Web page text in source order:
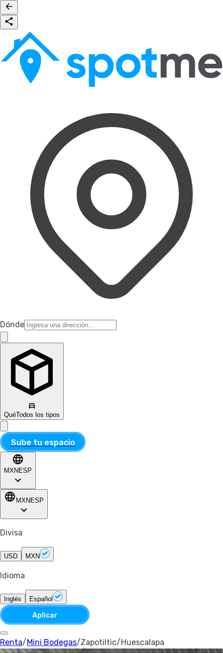
Dónde
QuéTodos los tipos
Sube tu espacio
MXN ESP
MXN ESP
Divisa
USD MXN
Idioma
Inglés Español
Aplicar
Renta/ Mini Bodegas/Zapotiltic/ Huescalapa